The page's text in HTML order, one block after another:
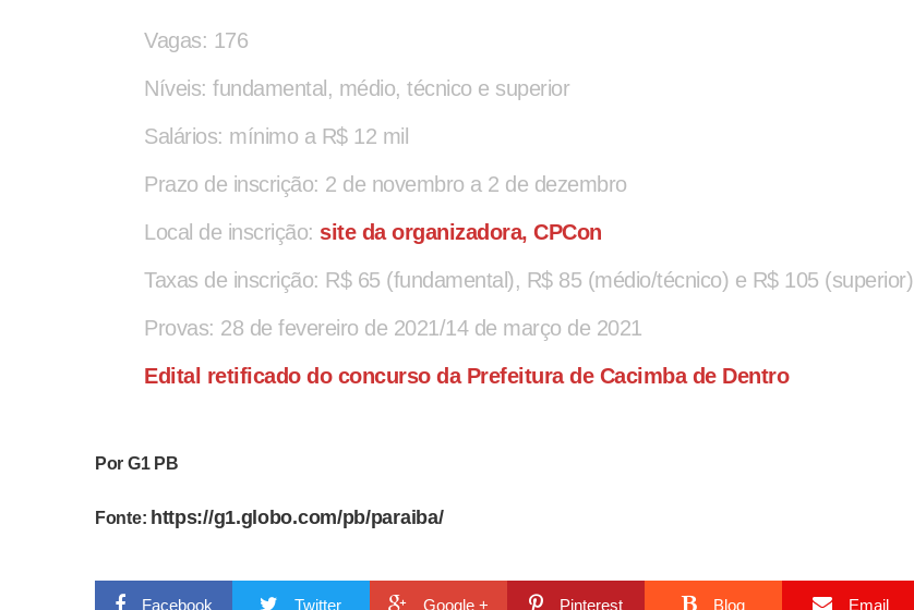
Vagas: 176
Níveis: fundamental, médio, técnico e superior
Salários: mínimo a R$ 12 mil
Prazo de inscrição: 2 de novembro a 2 de dezembro
Local de inscrição: site da organizadora, CPCon
Taxas de inscrição: R$ 65 (fundamental), R$ 85 (médio/técnico) e R$ 105 (superior)
Provas: 28 de fevereiro de 2021/14 de março de 2021
Edital retificado do concurso da Prefeitura de Cacimba de Dentro
Por G1 PB
Fonte: https://g1.globo.com/pb/paraiba/
Facebook Twitter Google + Pinterest Blog Email